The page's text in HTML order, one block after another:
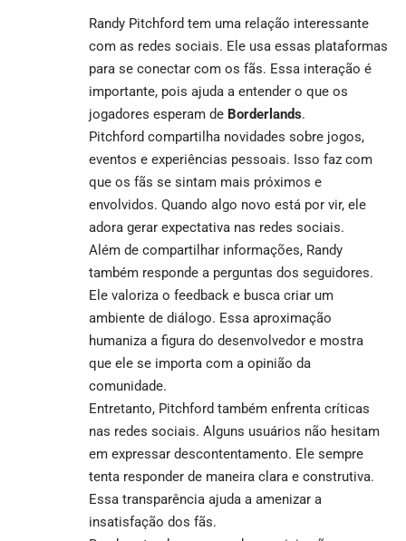
Randy Pitchford tem uma relação interessante
com as redes sociais. Ele usa essas plataformas
para se conectar com os fãs. Essa interação é
importante, pois ajuda a entender o que os
jogadores esperam de Borderlands.
Pitchford compartilha novidades sobre jogos,
eventos e experiências pessoais. Isso faz com
que os fãs se sintam mais próximos e
envolvidos. Quando algo novo está por vir, ele
adora gerar expectativa nas redes sociais.
Além de compartilhar informações, Randy
também responde a perguntas dos seguidores.
Ele valoriza o feedback e busca criar um
ambiente de diálogo. Essa aproximação
humaniza a figura do desenvolvedor e mostra
que ele se importa com a opinião da
comunidade.
Entretanto, Pitchford também enfrenta críticas
nas redes sociais. Alguns usuários não hesitam
em expressar descontentamento. Ele sempre
tenta responder de maneira clara e construtiva.
Essa transparência ajuda a amenizar a
insatisfação dos fãs.